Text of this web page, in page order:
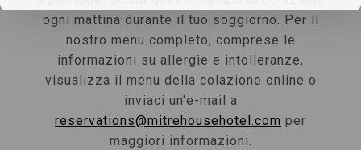
ogni mattina durante il tuo soggiorno. Per il
nostro menu completo, comprese le
informazioni su allergie e intolleranze,
visualizza il menu della colazione online o
inviaci un'e-mail a
reservations@mitrehousehotel.com per
maggiori informazioni.